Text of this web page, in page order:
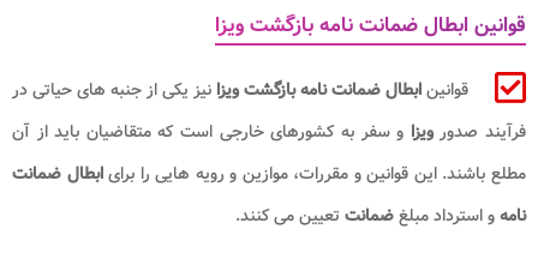
قوانین ابطال ضمانت نامه بازگشت ویزا
قوانینابطال ضمانت نامه بازگشت ویزا نیز یکی از جنبه های حیاتی در
فرآیند صدورویزا و سفر به کشورهای خارجی است که متقاضیان باید از آن
مطلع باشند. این قوانین و مقررات، موازین و رویه هایی را برایابطال ضمانت
نامهو استرداد مبلغضمانت تعیین می کنند.